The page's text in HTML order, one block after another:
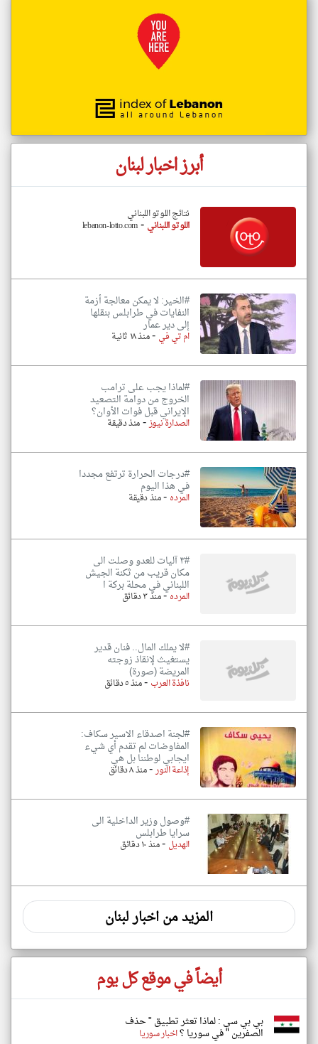
أبرز اخبار لبنان
نتائج اللوتو اللبناني
اللوتو اللبناني -
lebanon-lotto.com
#الخير: لا يمكن معالجة أزمة
النفايات في طرابلس بنقلها
إلى دير عمار
ام تي في -منذ ١٨ ثانية
#لماذا يجب على ترامب
الخروج من دوامة التصعيد
الإيراني قبل فوات الأوان؟
الصدارة نيوز-منذ دقيقة
#درجات الحرارة ترتفع مجددا
في هذا اليوم
المرده -منذ دقيقة
#٣ آليات للعدو وصلت الى
مكان قريب من ثكنة الجيش
اللبناني في محلة بركة ا
المرده-منذ ٣ دقائق
#لا يملك المال.. فنان قدير
يستغيث لإنقاذ زوجته
المريضة (صورة)
نافذة العرب -منذ ٥ دقائق
#لجنة اصدقاء الاسير سكاف:
المفاوضات لم تقدم أي شيء
ايجابي لوطننا بل هي
إذاعة النور-منذ ٨ دقائق
#وصول وزير الداخلية الى
سرايا طرابلس
الهديل -منذ ١٠ دقائق
المزيد من اخبار لبنان
أيضاً في موقع كل يوم
بي بي سي : لماذا تعثر تطبيق " حذف
الصفرين " في سوريا ؟اخبار سوريا